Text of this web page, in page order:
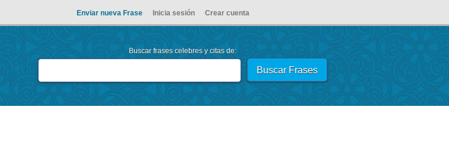
Enviar nueva Frase Inicia sesión Crear cuenta
Buscar frases celebres y citas de: